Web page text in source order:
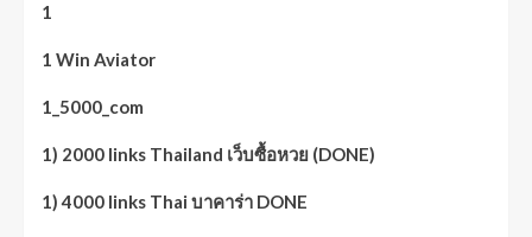
1
1 Win Aviator
1_5000_com
1) 2000 links Thailand เว็บซื้อหวย (DONE)
1) 4000 links Thai บาคาร่า DONE